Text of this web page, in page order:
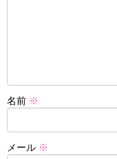
名前 ※
メール ※